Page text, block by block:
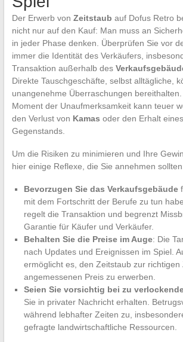
Der Erwerb von Zeitstaub auf Dofus Retro
nicht nur auf den Kauf: Man muss an
in jeder Phase denken. Überprüfen Sie vor
immer die Identität des Verkäufers,
Transaktion außerhalb des
Direkte Tauschgeschäfte, selbst alltägliche,
unangenehme Überraschungen
Moment der Unaufmerksamkeit kann teuer
den Verlust von Kamas oder den Erhalt
Gegenstands.
Um die Risiken zu minimieren und Ihre
hier einige Reflexe, die Sie annehmen
Bevorzugen Sie das Verkaufsgebäude
mit dem Fortschritt der Berufe zu tun
regelt die Transaktion und begrenzt
Garantie für Käufer und Verkäufer.
Behalten Sie die Preise im Auge: Die
nach Updates und Ereignissen im Spiel.
ermöglicht es, den Zeitstaub zur richtigen
angemessenen Preis zu erwerben.
Seien Sie vorsichtig bei zu
Sie in privater Nachricht erhalten.
während lebhafter Zeiten zu,
gefragte landwirtschaftliche Ressourcen.